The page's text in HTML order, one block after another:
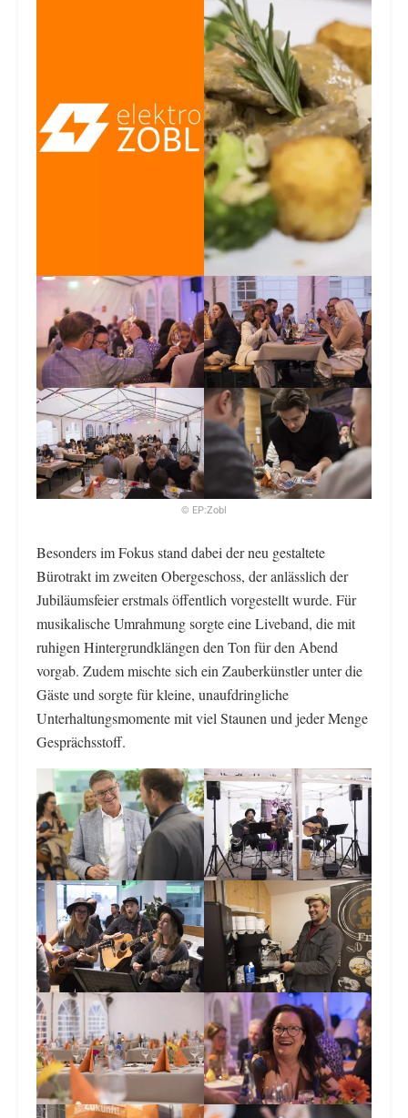
© EP:Zobl
Besonders im Fokus stand dabei der neu gestaltete
Bürotrakt im zweiten Obergeschoss, der anlässlich der
Jubiläumsfeier erstmals öffentlich vorgestellt wurde. Für
musikalische Umrahmung sorgte eine Liveband, die mit
ruhigen Hintergrundklängen den Ton für den Abend
vorgab. Zudem mischte sich ein Zauberkünstler unter die
Gäste und sorgte für kleine, unaufdringliche
Unterhaltungsmomente mit viel Staunen und jeder Menge
Gesprächsstoff.